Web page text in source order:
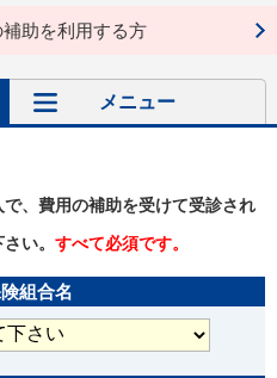
助を利用する方
メニュー
、費用の補助を受けて受診され
い。 すべて必須です。
組合名